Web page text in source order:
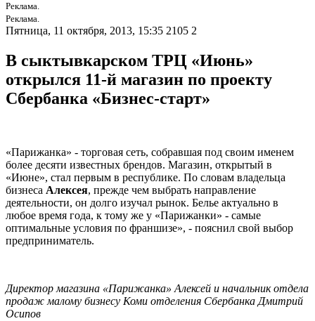
Реклама.
Реклама.
Пятница, 11 октября, 2013, 15:35 2105 2
В сыктывкарском ТРЦ «Июнь»
открылся 11-й магазин по проекту
Сбербанка «Бизнес-старт»
«Парижанка» - торговая сеть, собравшая под своим именем
более десяти известных брендов. Магазин, открытый в
«Июне», стал первым в республике. По словам владельца
бизнеса Алексея, прежде чем выбрать направление
деятельности, он долго изучал рынок. Белье актуально в
любое время года, к тому же у «Парижанки» - самые
оптимальные условия по франшизе», - пояснил свой выбор
предприниматель.
Директор магазина «Парижанка» Алексей и начальник отдела
продаж малому бизнесу Коми отделения Сбербанка Дмитрий
Осипов